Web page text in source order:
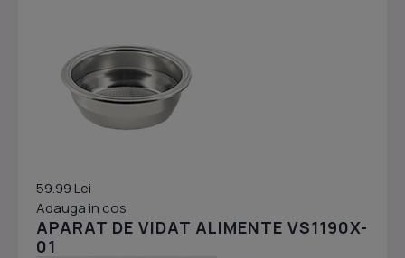
59.99 Lei
Adauga in cos
APARAT DE VIDAT ALIMENTE VS1190X-
01